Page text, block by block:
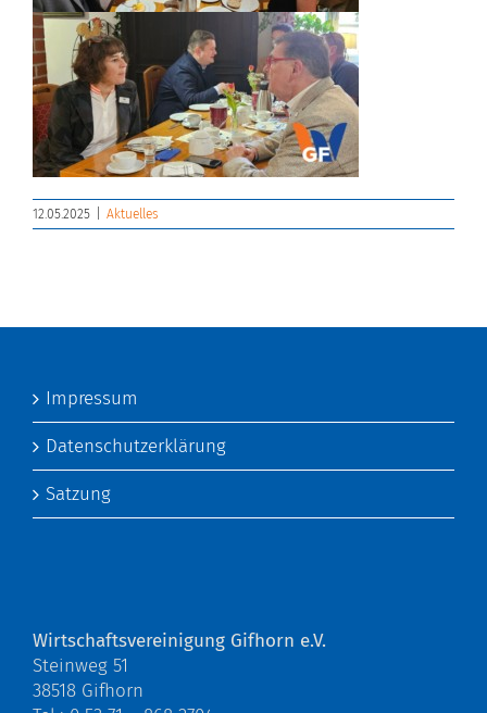
12.05.2025 Aktuelles
Impressum
Datenschutzerklärung
Satzung
Wirtschaftsvereinigung Gifhorn e.V.
Steinweg 51
38518 Gifhorn